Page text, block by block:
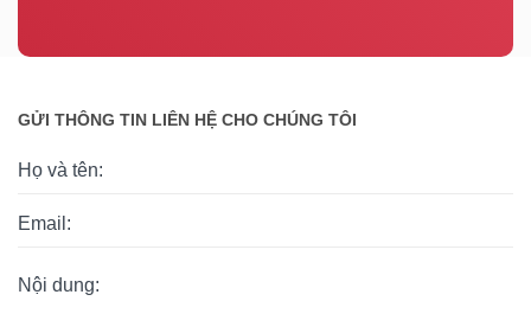
GỬI THÔNG TIN LIÊN HỆ CHO CHÚNG TÔI